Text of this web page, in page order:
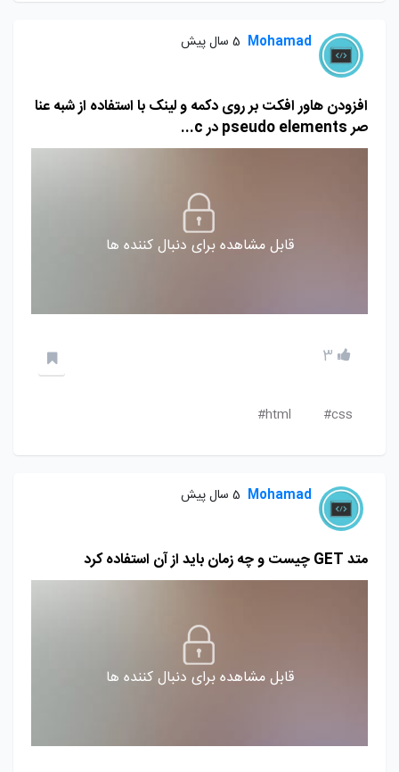
Mohamad 5 سال پیش
افزودن هاور افکت بر روی دکمه و لینک با استفاده از شبه عنا
صر pseudo elements در c...
قابل مشاهده برای دنبال کننده ها
3
css#
html#
Mohamad 5 سال پیش
متد GET چیست و چه زمان باید از آن استفاده کرد
قابل مشاهده برای دنبال کننده ها